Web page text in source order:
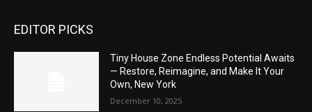
EDITOR PICKS
Tiny House Zone Endless Potential Awaits
— Restore, Reimagine, and Make It Your
Own, New York
December 10, 2025